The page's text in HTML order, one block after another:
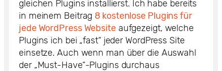
gleichen Plugins installierst. Ich habe bereits
in meinem Beitrag 8 kostenlose Plugins für
jede WordPress Websiteaufgezeigt, welche
Plugins ich bei „fast“ jeder WordPress Site
einsetze. Auch wenn man über die Auswahl
der „Must-Have“-Plugins durchaus